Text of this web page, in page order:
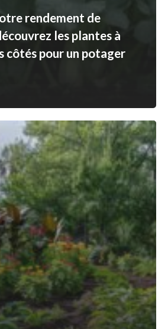
rendement de
les plantes à
côtés pour un potager